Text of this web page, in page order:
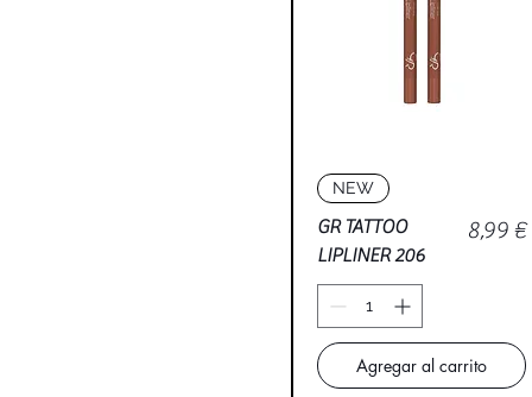
Vista rápida
NEW
GR TATTOO
LIPLINER 206
Precio
8,99 €
Agregar al carrito